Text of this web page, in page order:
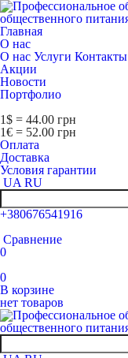
Главная
О нас
О нас Услуги Контакты
Акции
Новости
Портфолио
1$ = 44.00 грн
1€ = 52.00 грн
Оплата
Доставка
Условия гарантии
UA RU
+380676541916
Сравнение
0
0
В корзине
нет товаров